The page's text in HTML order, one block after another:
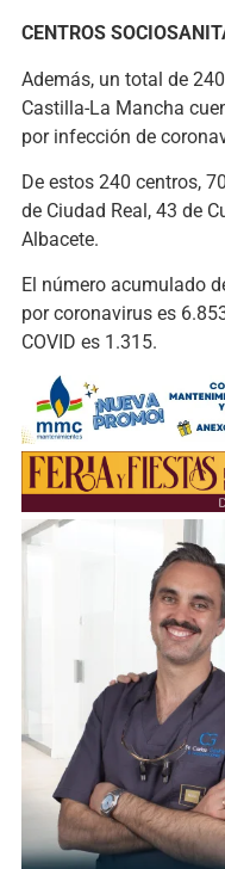
CENTROS
Además, un total de
Castilla-La Mancha
por infección de
De estos 240 centros,
de Ciudad Real, 43 de
Albacete.
El número acumulado
por coronavirus es
COVID es 1.315.